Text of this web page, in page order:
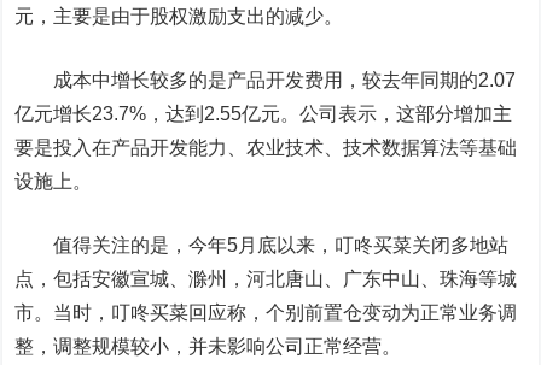
元，主要是由于股权激励支出的减少。
成本中增长较多的是产品开发费用，较去年同期的2.07
亿元增长23.7%，达到2.55亿元。公司表示，这部分增加主
要是投入在产品开发能力、农业技术、技术数据算法等基础
设施上。
值得关注的是 ，今年5月底以来，叮咚买菜关闭多地站
点，包括安徽宣城、滁州，河北唐山、广东中山、珠海等城
市。当时，叮咚买菜回应称，个别前置仓变动为正常业务调
整，调整规模较小，并未影响公司正常经营。